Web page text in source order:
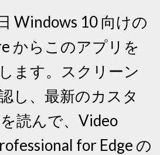
Windows 10 向けの
からこのアプリを
ます。スクリーン
し、最新のカスタ
読んで、Video
for Edge の